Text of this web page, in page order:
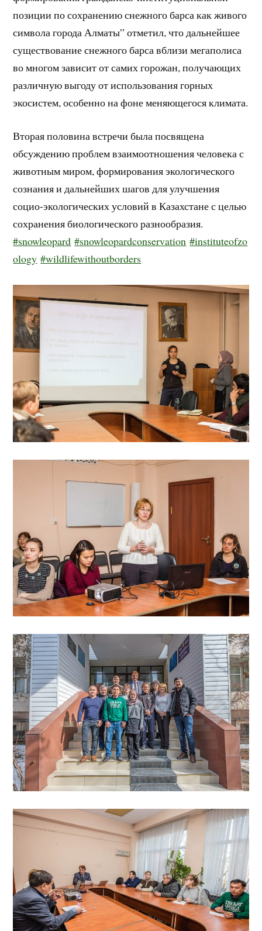
позиции по сохранению снежного барса как живого
символа города Алматы” отметил, что дальнейшее
существование снежного барса вблизи мегаполиса
во многом зависит от самих горожан, получающих
различную выгоду от использования горных
экосистем, особенно на фоне меняющегося климата.
Вторая половина встречи была посвящена
обсуждению проблем взаимоотношения человека с
животным миром, формирования экологического
сознания и дальнейших шагов для улучшения
социо-экологических условий в Казахстане с целью
сохранения биологического разнообразия.
#snowleopard #snowleopardconservation #instituteofzo
ology #wildlifewithoutborders